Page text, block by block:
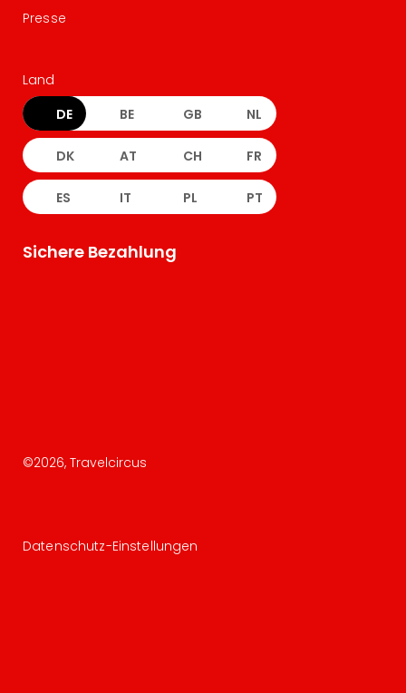
Presse
Land
DE BE GB NL
DK AT CH FR
ES IT PL PT
Sichere Bezahlung
©2026, Travelcircus
Datenschutz-Einstellungen